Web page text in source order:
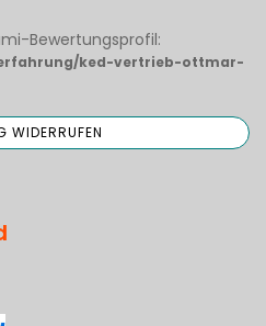
Bewertungsprofil:
ked-vertrieb-ottmar-